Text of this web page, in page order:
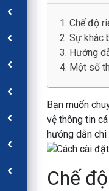
Chế độ
Sự khác
Hướng
Một số
Bạn muốn
vệ thông tin
hướng dẫn
Chế